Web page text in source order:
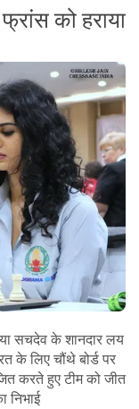
को हराया
सचदेव के शानदार लय
के लिए चौंथे बोर्ड पर
करते हुए टीम को जीत
निभाई